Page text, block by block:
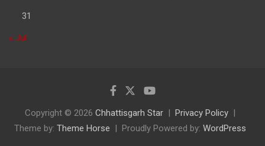
31
« Jul
Copyright © 2026 Chhattisgarh Star
Privacy Policy
Theme by: Theme Horse Proudly Powered by: WordPress